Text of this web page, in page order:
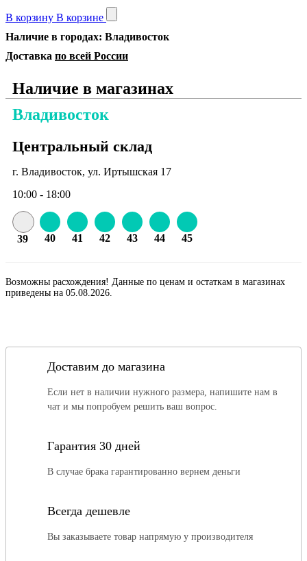
В корзину В корзине
Наличие в городах: Владивосток
Доставка по всей России
Наличие в магазинах
Владивосток
Центральный склад
г. Владивосток, ул. Иртышская 17
10:00 - 18:00
39 40 41 42 43 44 45
Возможны расхождения! Данные по ценам и остаткам в магазинах
приведены на 05.08.2026.
Доставим до магазина
Если нет в наличии нужного размера, напишите нам в
чат и мы попробуем решить ваш вопрос.
Гарантия 30 дней
В случае брака гарантированно вернем деньги
Всегда дешевле
Вы заказываете товар напрямую у производителя